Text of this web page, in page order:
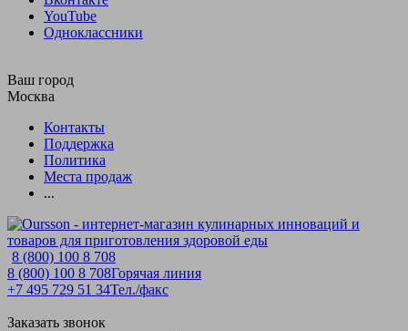
YouTube
Одноклассники
Ваш город
Москва
Контакты
Поддержка
Политика
Места продаж
...
8 (800) 100 8 708
8 (800) 100 8 708Горячая линия
+7 495 729 51 34Тел./факс
Заказать звонок